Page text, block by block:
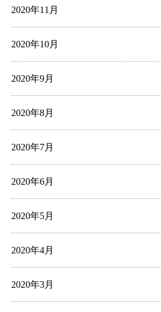
2020年11月
2020年10月
2020年9月
2020年8月
2020年7月
2020年6月
2020年5月
2020年4月
2020年3月